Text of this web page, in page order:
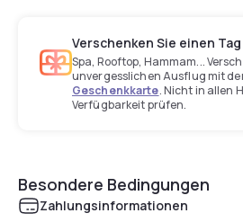
Verschenken Sie einen
Spa, Rooftop, Hammam...
unvergesslichen Ausflug mit
Geschenkkarte. Nicht in allen
Verfügbarkeit prüfen.
Besondere Bedingungen
Zahlungsinformationen